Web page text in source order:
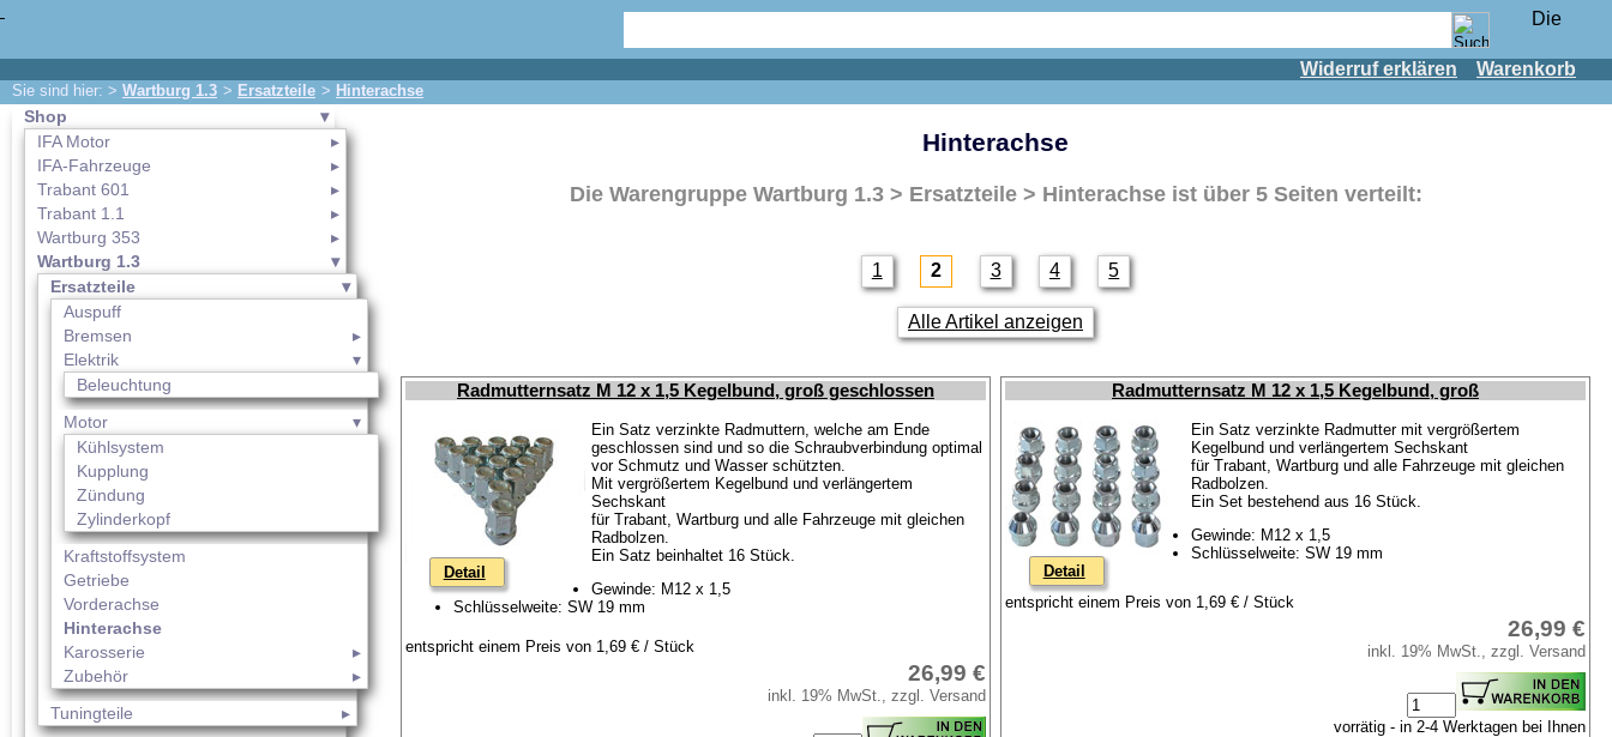
Widerruf erklären Warenkorb
Sie sind hier: > Wartburg 1.3 > Ersatzteile > Hinterachse
Shop
IFA Motor
IFA-Fahrzeuge
Trabant 601
Trabant 1.1
Wartburg 353
Wartburg 1.3
Ersatzteile
Auspuff
Bremsen
Elektrik
Beleuchtung
Motor
Kühlsystem
Kupplung
Zündung
Zylinderkopf
Kraftstoffsystem
Getriebe
Vorderachse
Hinterachse
Karosserie
Zubehör
Tuningteile
Hinterachse
Die Warengruppe Wartburg 1.3 > Ersatzteile > Hinterachseist über 5 Seiten verteilt:
1 2 3 4 5
Alle Artikel anzeigen
Radmutternsatz M 12 x 1,5 Kegelbund, groß geschlossen
Detail
Ein Satz verzinkte Radmuttern, welche am Ende
geschlossen sind und so die Schraubverbindung optimal
vor Schmutz und Wasser schützten.
Mit vergrößertem Kegelbund und verlängertem
Sechskant
für Trabant, Wartburg und alle Fahrzeuge mit gleichen
Radbolzen.
Ein Satz beinhaltet 16 Stück.
Gewinde: M12 x 1,5
Schlüsselweite: SW 19 mm
entspricht einem Preis von 1,69 € / Stück
26,99 €
inkl. 19% MwSt., zzgl. Versand
Radmutternsatz M 12 x 1,5 Kegelbund, groß
Detail
Ein Satz verzinkte Radmutter mit vergrößertem
Kegelbund und verlängertem Sechskant
für Trabant, Wartburg und alle Fahrzeuge mit gleichen
Radbolzen.
Ein Set bestehend aus 16 Stück.
Gewinde: M12 x 1,5
Schlüsselweite: SW 19 mm
entspricht einem Preis von 1,69 € / Stück
26,99 €
inkl. 19% MwSt., zzgl. Versand
vorrätig - in 2-4 Werktagen bei Ihnen